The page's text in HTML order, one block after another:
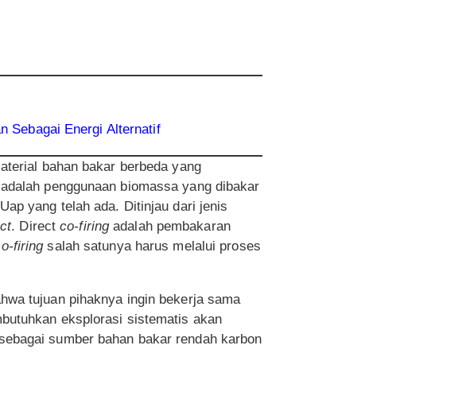
Sebagai Energi Alternatif
bahan bakar berbeda yang
penggunaan biomassa yang dibakar
yang telah ada. Ditinjau dari jenis
. Directco-firingadalah pembakaran
firingsalah satunya harus melalui proses
tujuan pihaknya ingin bekerja sama
eksplorasi sistematis akan
sumber bahan bakar rendah karbon